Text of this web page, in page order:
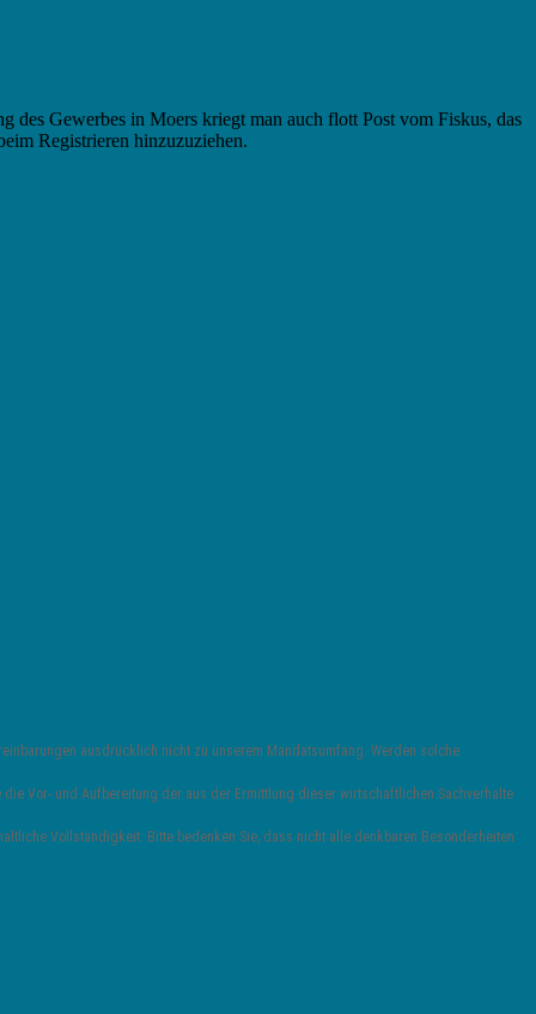
des Gewerbes in Moers kriegt man auch flott Post vom Fiskus, das
Registrieren hinzuzuziehen.
ausdrücklich nicht zu unserem Mandatsumfang. Werden solche
Vor- und Aufbereitung der aus der Ermittlung dieser wirtschaftlichen Sachverhalte
Vollständigkeit. Bitte bedenken Sie, dass nicht alle denkbaren Besonderheiten